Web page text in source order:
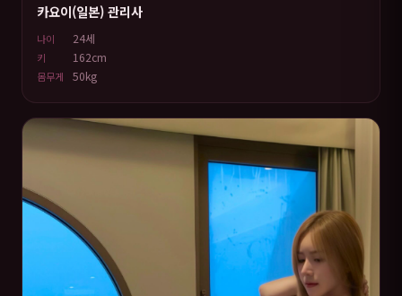
카요이(일본) 관리사
나이 24세
키 162cm
몸무게 50kg